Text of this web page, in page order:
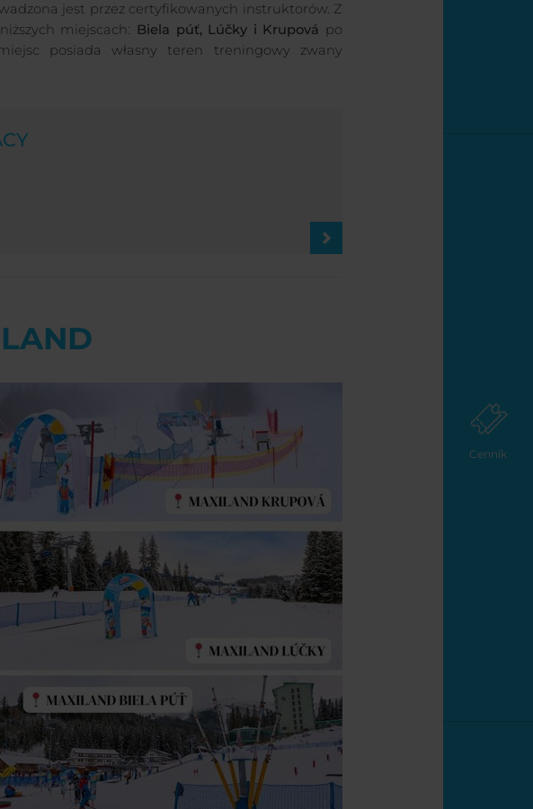
Cennik
jest przez certyfikowanych instruktorów. Z
miejscach: Biela púť, Lúčky i Krupová po
posiada własny teren treningowy zwany